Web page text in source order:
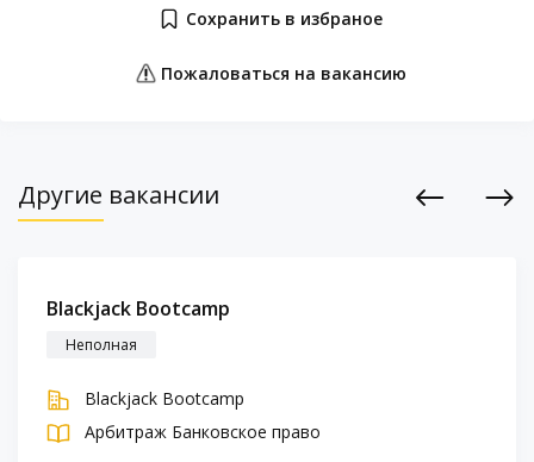
Сохранить в избраное
Пожаловаться на вакансию
Другие вакансии
Blackjack Bootcamp
Неполная
Blackjack Bootcamp
Арбитраж Банковское право